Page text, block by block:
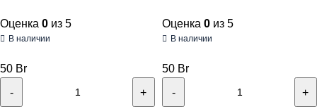
Оценка 0 из 5
В наличии
50 Br
Оценка 0 из 5
В наличии
50 Br